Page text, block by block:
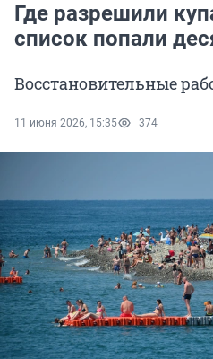
Где разрешили
список попали
Восстановительные
11 июня 2026, 15:35 374